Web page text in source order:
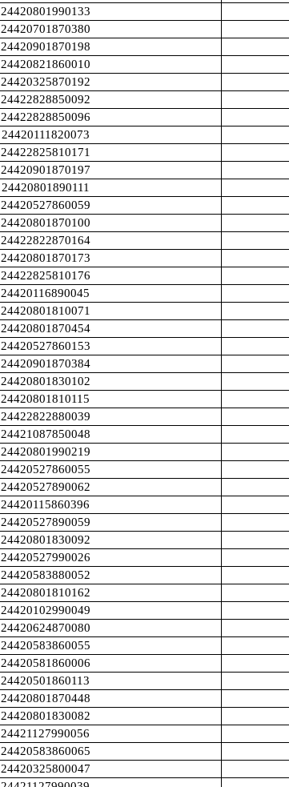
24420801990133
24420701870380
24420901870198
24420821860010
24420325870192
24422828850092
24422828850096
24420111820073
24422825810171
24420901870197
24420801890111
24420527860059
24420801870100
24422822870164
24420801870173
24422825810176
24420116890045
24420801810071
24420801870454
24420527860153
24420901870384
24420801830102
24420801810115
24422822880039
24421087850048
24420801990219
24420527860055
24420527890062
24420115860396
24420527890059
24420801830092
24420527990026
24420583880052
24420801810162
24420102990049
24420624870080
24420583860055
24420581860006
24420501860113
24420801870448
24420801830082
24421127990056
24420583860065
24420325800047